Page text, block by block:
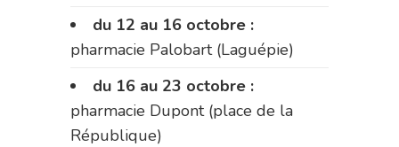
du 12 au 16 octobre :
pharmacie Palobart (Laguépie)
du 16 au 23 octobre :
pharmacie Dupont (place de la
République)